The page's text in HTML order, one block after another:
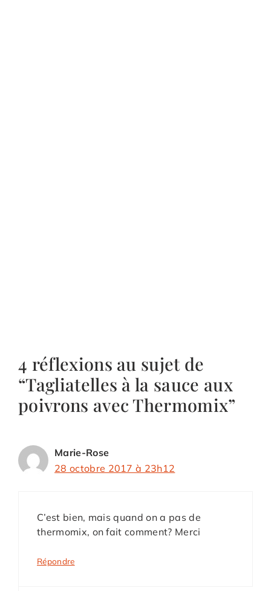
4 réflexions au sujet de
“Tagliatelles à la sauce aux
poivrons avec Thermomix”
Marie-Rose
28 octobre 2017 à 23h12
C’est bien, mais quand on a pas de
thermomix, on fait comment? Merci
Répondre